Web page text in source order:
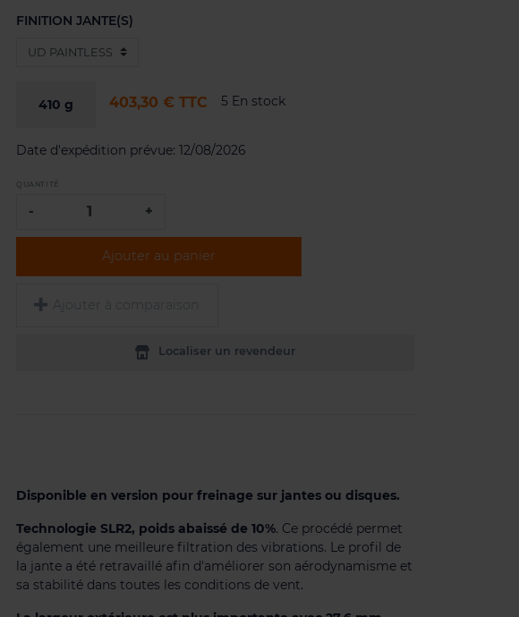
FINITION JANTE(S)
410 g 403,30 € TTC 5 En stock
Date d'expédition prévue: 12/08/2026
QUANTITÉ
- +
Ajouter au panier
Ajouter à comparaison
Localiser un revendeur
Disponible en version pour freinage sur jantes ou disques.
Technologie SLR2, poids abaissé de 10%. Ce procédé permet
également une meilleure filtration des vibrations. Le profil de
la jante a été retravaillé afin d'améliorer son aérodynamisme et
sa stabilité dans toutes les conditions de vent.